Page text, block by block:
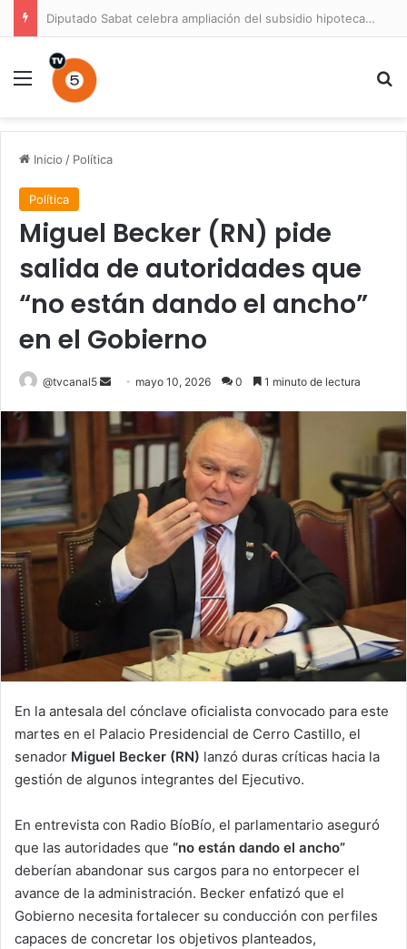
Diputado Sabat celebra ampliación del subsidio hipotecario con viviendas de hasta 6.000 UF
Menú
Inicio / Política
Política
Miguel Becker (RN) pide
salida de autoridades que
“no están dando el ancho”
en el Gobierno
@tvcanal5
Send
email
mayo 10, 2026 0 1 minuto de lectura
En la antesala del cónclave oficialista convocado para este
martes en el Palacio Presidencial de Cerro Castillo, el
senador Miguel Becker (RN) lanzó duras críticas hacia la
gestión de algunos integrantes del Ejecutivo.
En entrevista con Radio BíoBío, el parlamentario aseguró
que las autoridades que “no están dando el ancho”
deberían abandonar sus cargos para no entorpecer el
avance de la administración. Becker enfatizó que el
Gobierno necesita fortalecer su conducción con perfiles
capaces de concretar los objetivos planteados,